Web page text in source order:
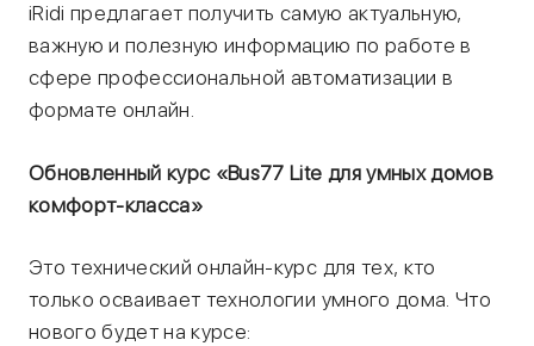
iRidi предлагает получить самую актуальную,
важную и полезную информацию по работе в
сфере профессиональной автоматизации в
формате онлайн.
Обновленный курс «Bus77 Lite для умных домов
комфорт-класса»
Это технический онлайн-курс для тех, кто
только осваивает технологии умного дома. Что
нового будет на курсе: